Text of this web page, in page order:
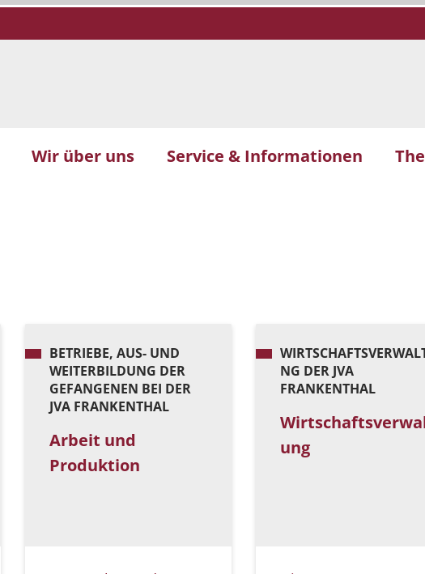
Wir über uns Service & Informationen
BETRIEBE, AUS- UND
WEITERBILDUNG DER
GEFANGENEN BEI DER
JVA FRANKENTHAL
Arbeit und
Produktion
NG DER JVA
FRANKENTHAL
ung